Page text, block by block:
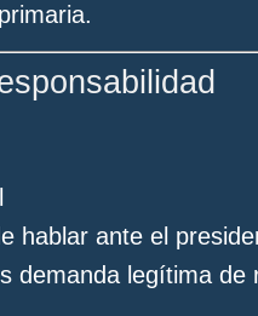
hablar ante el
demanda legítima de